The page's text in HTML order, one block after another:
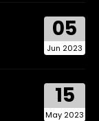
05
Jun 2023
15
May 2023